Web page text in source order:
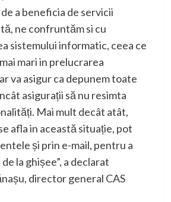
a beneficia de servicii
ne confruntăm si cu
sistemului informatic, ceea ce
mari in prelucrarea
va asigur ca depunem toate
asigurații să nu resimta
Mai mult decât atât,
afla in această situație, pot
și prin e-mail, pentru a
la ghișee”, a declarat
director general CAS